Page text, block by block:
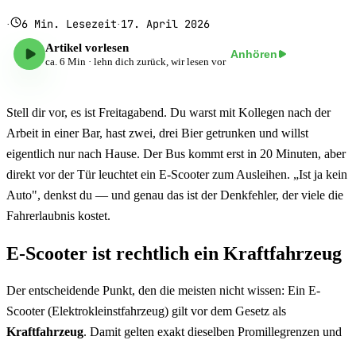
· 6 Min. Lesezeit·17. April 2026
Artikel vorlesen
ca. 6 Min · lehn dich zurück, wir lesen vor
Anhören
Stell dir vor, es ist Freitagabend. Du warst mit Kollegen nach der
Arbeit in einer Bar, hast zwei, drei Bier getrunken und willst
eigentlich nur nach Hause. Der Bus kommt erst in 20 Minuten, aber
direkt vor der Tür leuchtet ein E-Scooter zum Ausleihen. „Ist ja kein
Auto", denkst du — und genau das ist der Denkfehler, der viele die
Fahrerlaubnis kostet.
E-Scooter ist rechtlich ein Kraftfahrzeug
Der entscheidende Punkt, den die meisten nicht wissen: Ein E-
Scooter (Elektrokleinstfahrzeug) gilt vor dem Gesetz als
Kraftfahrzeug. Damit gelten exakt dieselben Promillegrenzen und